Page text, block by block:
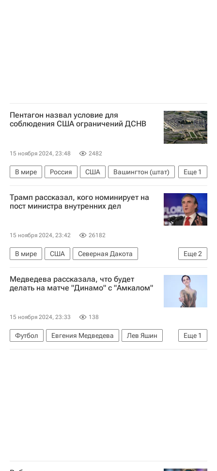
Пентагон назвал условие для
соблюдения США ограничений ДСНВ
15 ноября 2024, 23:48 2482
Еще 1
В мире Россия США
Вашингтон (штат)
Министерство обороны США
Трамп рассказал, кого номинирует на
пост министра внутренних дел
15 ноября 2024, 23:42 26182
Еще2
В мире США
Северная Дакота
Дональд Трамп
Выборы президента США — 2024
Медведева рассказала, что будет
делать на матче "Динамо" с "Амкалом"
15 ноября 2024, 23:33 138
Еще 1
Футбол Евгения Медведева
Лев Яшин
Медиалига